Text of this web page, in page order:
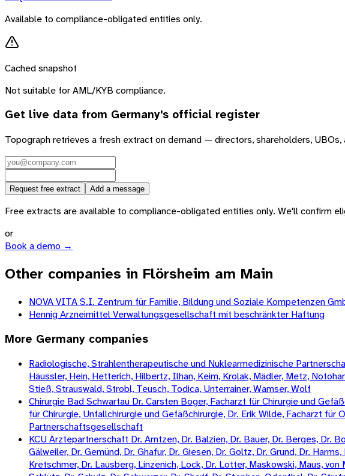
Available to compliance-obligated entities only.
Cached snapshot
Not suitable for AML/KYB compliance.
Get live data from Germany's official register
Topograph retrieves a fresh extract on demand — directors, shareholders,
Request free extract Add a message
Free extracts are available to compliance-obligated entities only. We'll confirm
or
Book a demo →
Other companies in Flörsheim am Main
NOVA VITA S.I. Zentrum für Familie, Bildung und Soziale Kompetenzen
Hennig Arzneimittel Verwaltungsgesellschaft mit beschränkter Haftung
More Germany companies
Radiologische, Strahlentherapeutische und Nuklearmedizinische
Häussler, Hein, Hetterich, Hilbertz, Ilhan, Keim, Krolak, Mädler, Metz,
Stieß, Strauswald, Strobl, Teusch, Todica, Unterrainer, Wamser, Wolf
Chirurgie Bad Schwartau Dr. Carsten Boger, Facharzt für Chirurgie und
für Chirurgie, Unfallchirurgie und Gefäßchirurgie, Dr. Erik Wilde, Facharzt
Partnerschaftsgesellschaft
KCU Ärztepartnerschaft Dr. Arntzen, Dr. Balzien, Dr. Bauer, Dr. Berges, Dr.
Gälweiler, Dr. Gemünd, Dr. Ghafur, Dr. Giesen, Dr. Goltz, Dr. Grund, Dr.
Kretschmer, Dr. Lausberg, Linzenich, Lock, Dr. Lotter, Maskowski, Maus,